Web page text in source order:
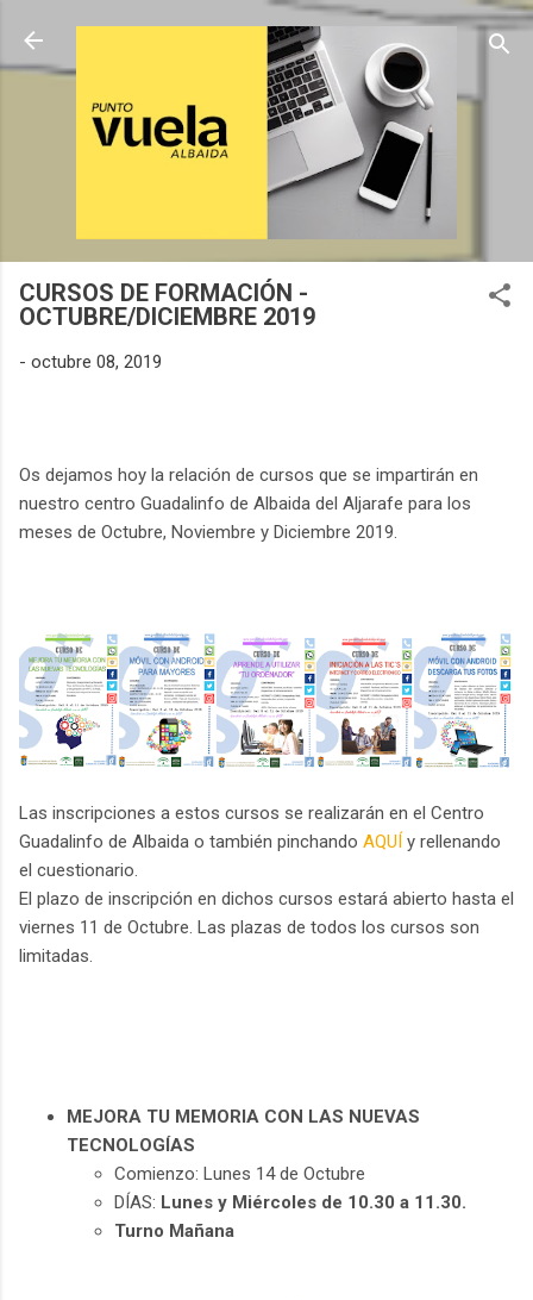
Ir al contenido principal
CURSOS DE FORMACIÓN -
OCTUBRE/DICIEMBRE 2019
- octubre 08, 2019
Os dejamos hoy la relación de cursos que se impartirán en
nuestro centro Guadalinfo de Albaida del Aljarafe para los
meses de Octubre, Noviembre y Diciembre 2019.
Las inscripciones a estos cursos se realizarán en el Centro
Guadalinfo de Albaida o también pinchando AQUÍ y rellenando
el cuestionario.
El plazo de inscripción en dichos cursos estará abierto hasta el
viernes 11 de Octubre. Las plazas de todos los cursos son
limitadas.
MEJORA TU MEMORIA CON LAS NUEVAS
TECNOLOGÍAS
Comienzo: Lunes 14 de Octubre
DÍAS: Lunes y Miércoles de 10.30 a 11.30.
Turno Mañana